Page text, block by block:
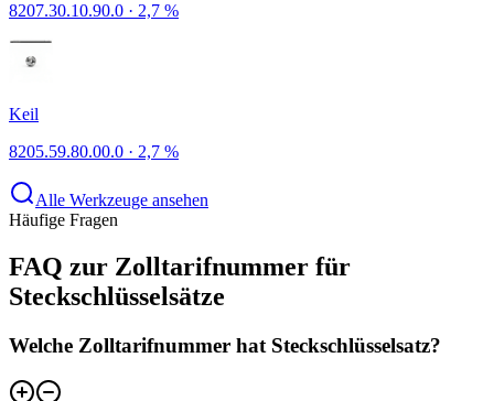
8207.30.10.90.0 · 2,7 %
Keil
8205.59.80.00.0 · 2,7 %
Alle Werkzeuge ansehen
Häufige Fragen
FAQ zur Zolltarifnummer für
Steckschlüsselsätze
Welche Zolltarifnummer hat Steckschlüsselsatz?